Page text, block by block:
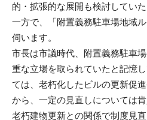
的・拡張的な展開も検討してい
一方で、「附置義務駐車場地域
伺います。
市長は市議時代、附置義務駐車
重な立場を取られていたと記憶
ては、老朽化したビルの更新促
から、一定の見直しについては
老朽建物更新との関係で制度見